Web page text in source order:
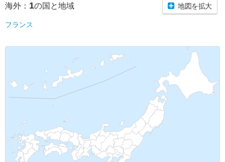
海外： 1の国と地域 地図を拡大
フランス